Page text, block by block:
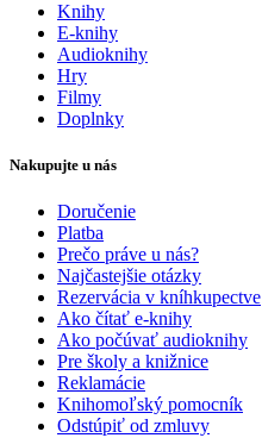
Knihy
E-knihy
Audioknihy
Hry
Filmy
Doplnky
Nakupujte u nás
Doručenie
Platba
Prečo práve u nás?
Najčastejšie otázky
Rezervácia v kníhkupectve
Ako čítať e-knihy
Ako počúvať audioknihy
Pre školy a knižnice
Reklamácie
Knihomoľský pomocník
Odstúpiť od zmluvy